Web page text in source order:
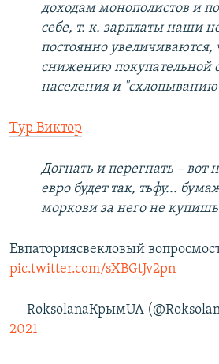
доходам монополистов и
себе, т. к. зарплаты наши
постоянно увеличиваются,
снижению покупательной
населения и
Тур Виктор
Догнать и перегнать – вот
евро будет так, тьфу...
моркови за него не
Евпаториясвекловый
pic.twitter.com/sXBGtJv2pn
— RoksolanaКрымUA
2021